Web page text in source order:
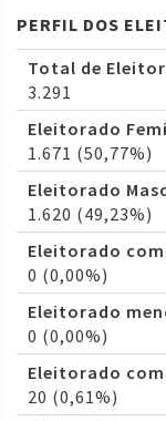
PERFIL DOS
Total de
3.291
Eleitorado
1.671 (50,77%)
Eleitorado
1.620 (49,23%)
Eleitorado
0 (0,00%)
Eleitorado
0 (0,00%)
Eleitorado com
20 (0,61%)